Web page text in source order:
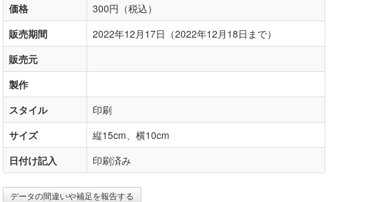
価格
300円（税込）
販売期間
2022年12月17日（2022年12月18日まで）
販売元
製作
スタイル
印刷
サイズ
縦15cm、横10cm
日付け記入
印刷済み
データの間違いや補足を報告する